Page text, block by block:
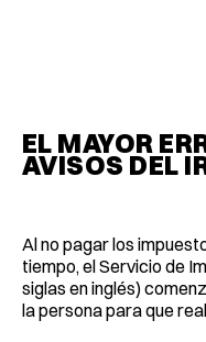
EL MAYOR
AVISOS DEL
Al no pagar los
tiempo, el Servicio de
siglas en inglés)
la persona para que